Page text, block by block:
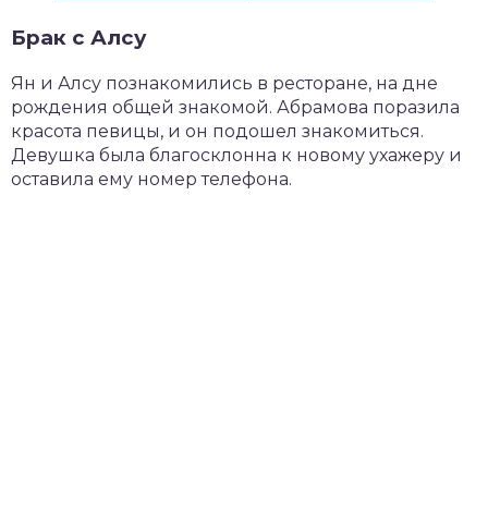
Брак с Алсу
Ян и Алсу познакомились в ресторане, на дне
рождения общей знакомой. Абрамова поразила
красота певицы, и он подошел знакомиться.
Девушка была благосклонна к новому ухажеру и
оставила ему номер телефона.